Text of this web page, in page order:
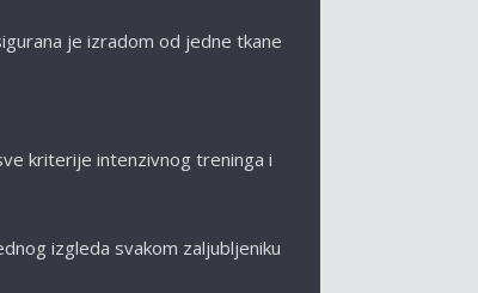
je izradom od jedne tkane
kriterije intenzivnog treninga i
izgleda svakom zaljubljeniku